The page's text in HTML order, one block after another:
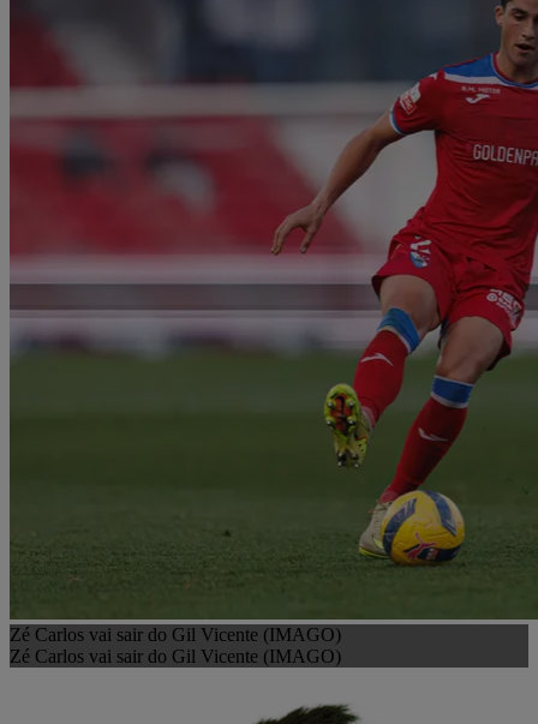
Zé Carlos vai sair do Gil Vicente (IMAGO)
Zé Carlos vai sair do Gil Vicente (IMAGO)